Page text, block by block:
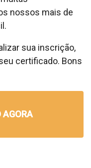
nossos mais de
sua inscrição,
certificado. Bons
AGORA